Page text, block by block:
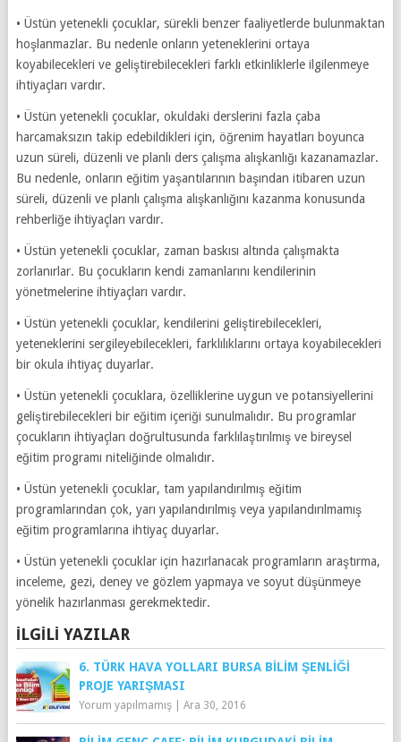
• Üstün yetenekli çocuklar, sürekli benzer faaliyetlerde bulunmaktan
hoşlanmazlar. Bu nedenle onların yeteneklerini ortaya
koyabilecekleri ve geliştirebilecekleri farklı etkinliklerle ilgilenmeye
ihtiyaçları vardır.
• Üstün yetenekli çocuklar, okuldaki derslerini fazla çaba
harcamaksızın takip edebildikleri için, öğrenim hayatları boyunca
uzun süreli, düzenli ve planlı ders çalışma alışkanlığı kazanamazlar.
Bu nedenle, onların eğitim yaşantılarının başından itibaren uzun
süreli, düzenli ve planlı çalışma alışkanlığını kazanma konusunda
rehberliğe ihtiyaçları vardır.
• Üstün yetenekli çocuklar, zaman baskısı altında çalışmakta
zorlanırlar. Bu çocukların kendi zamanlarını kendilerinin
yönetmelerine ihtiyaçları vardır.
• Üstün yetenekli çocuklar, kendilerini geliştirebilecekleri,
yeteneklerini sergileyebilecekleri, farklılıklarını ortaya koyabilecekleri
bir okula ihtiyaç duyarlar.
• Üstün yetenekli çocuklara, özelliklerine uygun ve potansiyellerini
geliştirebilecekleri bir eğitim içeriği sunulmalıdır. Bu programlar
çocukların ihtiyaçları doğrultusunda farklılaştırılmış ve bireysel
eğitim programı niteliğinde olmalıdır.
• Üstün yetenekli çocuklar, tam yapılandırılmış eğitim
programlarından çok, yarı yapılandırılmış veya yapılandırılmamış
eğitim programlarına ihtiyaç duyarlar.
• Üstün yetenekli çocuklar için hazırlanacak programların araştırma,
inceleme, gezi, deney ve gözlem yapmaya ve soyut düşünmeye
yönelik hazırlanması gerekmektedir.
İLGILI YAZILAR
6. TÜRK HAVA YOLLARI BURSA BILIM ŞENLIĞI
PROJE YARIŞMASI
Yorum yapılmamış| Ara 30, 2016